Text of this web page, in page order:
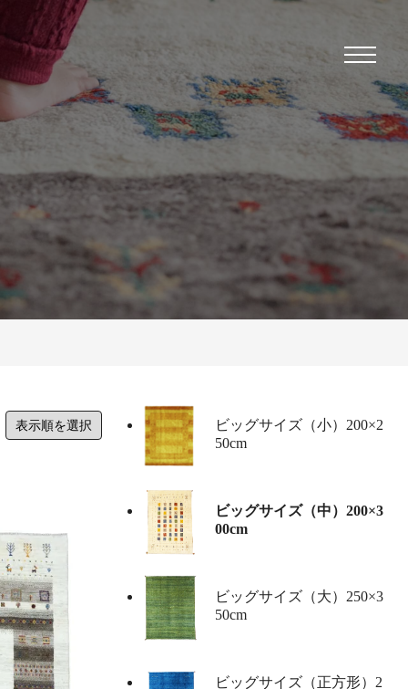
ビッグサイズ（小） 200×2
50cm
ビッグサイズ（中） 200×3
00cm
ビッグサイズ（大） 250×3
50cm
ビッグサイズ（正方形）2